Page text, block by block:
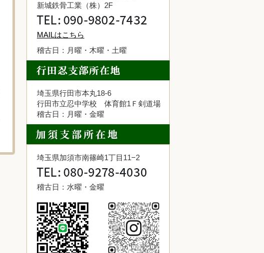
新城鉄骨工業（株）2F
MAILはこちら
稽古日：月曜・木曜・土曜
埼玉県行田市本丸18-6
行田市立忍中学校 体育館1Ｆ剣道場
稽古日：月曜・金曜
埼玉県加須市南篠崎1丁目11−2
稽古日：水曜・金曜